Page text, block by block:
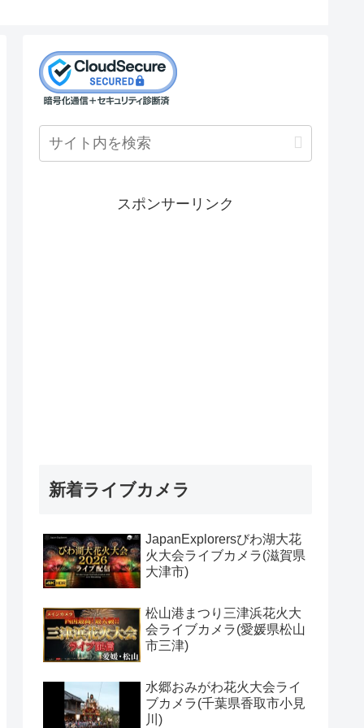
スポンサーリンク
新着ライブカメラ
JapanExplorersびわ湖大花
火大会ライブカメラ(滋賀県
大津市)
松山港まつり三津浜花火大
会ライブカメラ(愛媛県松山
市三津)
水郷おみがわ花火大会ライ
ブカメラ(千葉県香取市小見
川)